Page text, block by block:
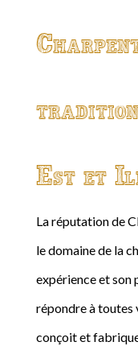
Est et
La réputation de
le domaine de la
expérience et son
répondre à toutes
conçoit et